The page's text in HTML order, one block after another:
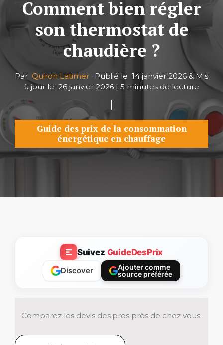
Comment bien régler
son thermostat de
chaudière ?
Par Quiron Latimer · Publié le 14 janvier 2026 & Mis
à jour le 26 janvier 2026 | 5 minutes de lecture
Guide des prix de la consommation
énergétique en chauffage
Suivez GuideDesPrix
Discover
Ajouter comme
source préférée
Comparez les devis des pros près de chez vous.